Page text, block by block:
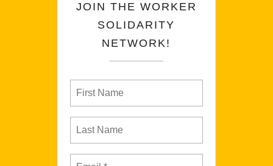
JOIN THE WORKER
SOLIDARITY
NETWORK!